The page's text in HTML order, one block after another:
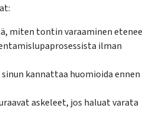
miten tontin varaaminen etenee
ilman
kannattaa huomioida ennen
askeleet, jos haluat varata